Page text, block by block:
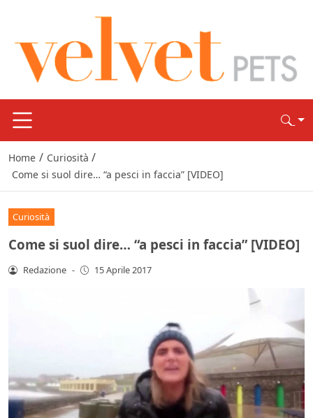
Home / Curiosità /
Come si suol dire… “a pesci in faccia” [VIDEO]
Curiosità
Come si suol dire… “a pesci in faccia” [VIDEO]
Redazione - 15 Aprile 2017